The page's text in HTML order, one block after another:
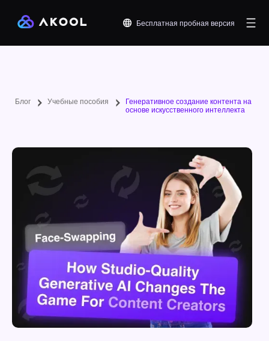
Бесплатная пробная версия
Блог Учебные пособия
Генеративное создание контента на
основе искусственного интеллекта